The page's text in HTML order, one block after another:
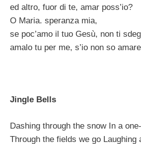
ed altro, fuor di te, amar poss’io?
O Maria. speranza mia,
se poc’amo il tuo Gesù, non ti
amalo tu per me, s’io non so
Jingle Bells
Dashing through the snow In a
Through the fields we go Laughing